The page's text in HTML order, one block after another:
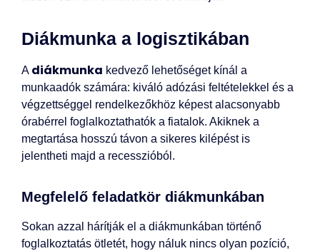
Diákmunka a logisztikában
A diákmunka kedvező lehetőséget kínál a
munkaadók számára: kiváló adózási feltételekkel és a
végzettséggel rendelkezőkhöz képest alacsonyabb
órabérrel foglalkoztathatók a fiatalok. Akiknek a
megtartása hosszú távon a sikeres kilépést is
jelentheti majd a recesszióból.
Megfelelő feladatkör diákmunkában
Sokan azzal hárítják el a diákmunkában történő
foglalkoztatás ötletét, hogy náluk nincs olyan pozíció,